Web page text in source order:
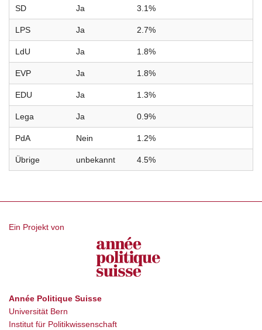
SD Ja 3.1%
LPS Ja 2.7%
LdU Ja 1.8%
EVP Ja 1.8%
EDU Ja 1.3%
Lega Ja 0.9%
PdA Nein 1.2%
Übrige unbekannt 4.5%
Ein Projekt von
Année Politique Suisse
Universität Bern
Institut für Politikwissenschaft